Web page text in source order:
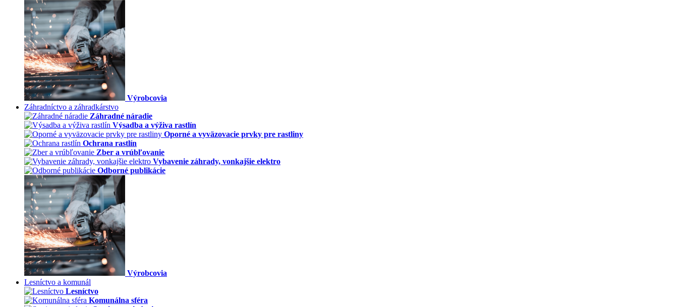
Výrobcovia
Záhradníctvo a záhradkárstvo
Záhradné náradie
Výsadba a výživa rastlín
Oporné a vyväzovacie prvky pre rastliny
Ochrana rastlín
Zber a vrúbľovanie
Vybavenie záhrady, vonkajšie elektro
Odborné publikácie
Výrobcovia
Lesníctvo a komunál
Lesníctvo
Komunálna sféra